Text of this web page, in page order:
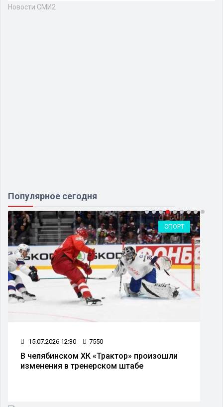
Новости СМИ2
Популярное сегодня
ОБЩЕСТВО
09.07.2026 11:27 3668
Из Челябинска начал курсировать прямой
автобусный рейс до Москвы